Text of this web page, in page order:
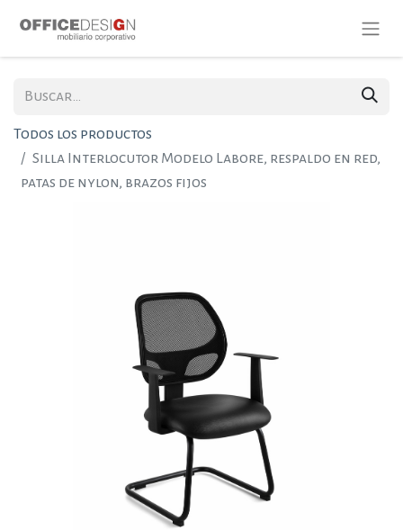
Todos los productos
Silla Interlocutor Modelo Labore, respaldo en red,
patas de nylon, brazos fijos